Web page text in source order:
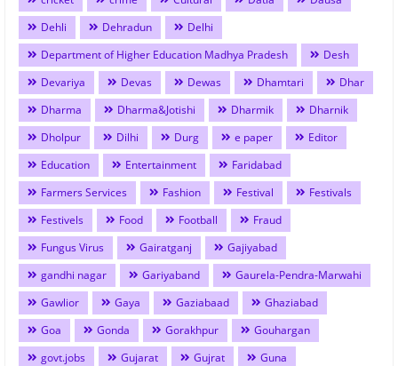
Dehli
Dehradun
Delhi
Department of Higher Education Madhya Pradesh
Desh
Devariya
Devas Dewas Dhamtari
Dhar
Dharma
Dharma&Jotishi Dharmik
Dharnik
Dholpur
Dilhi Durg e paper
Editor
Education
Entertainment
Faridabad
Farmers Services
Fashion Festival
Festivals
Festivels
Food Football
Fraud
Fungus Virus
Gairatganj
Gajiyabad
gandhi nagar
Gariyaband
Gaurela-Pendra-Marwahi
Gawlior
Gaya Gaziabaad
Ghaziabad
Goa
Gonda Gorakhpur
Gouhargan
govt.jobs
Gujarat Gujrat
Guna